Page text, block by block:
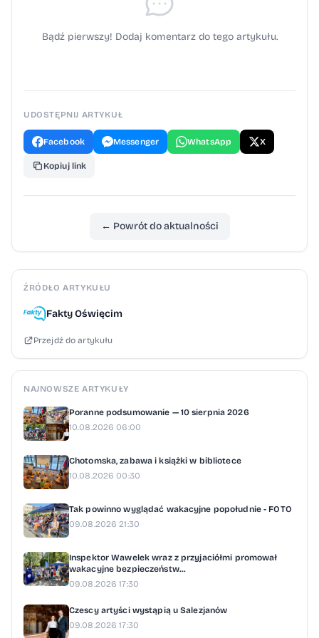
Bądź pierwszy! Dodaj komentarz do tego artykułu.
UDOSTĘPNIJ ARTYKUŁ
Facebook Messenger WhatsApp X
Kopiuj link
← Powrót do aktualności
ŹRÓDŁO ARTYKUŁU
Fakty Oświęcim
Przejdź do artykułu
NAJNOWSZE ARTYKUŁY
Poranne podsumowanie — 10 sierpnia 2026
10.08.2026 06:00
Chotomska, zabawa i książki w bibliotece
10.08.2026 00:30
Tak powinno wyglądać wakacyjne popołudnie - FOTO
09.08.2026 21:30
Inspektor Wawelek wraz z przyjaciółmi promował
wakacyjne bezpieczeństw...
09.08.2026 17:30
Czescy artyści wystąpią u Salezjanów
09.08.2026 17:30